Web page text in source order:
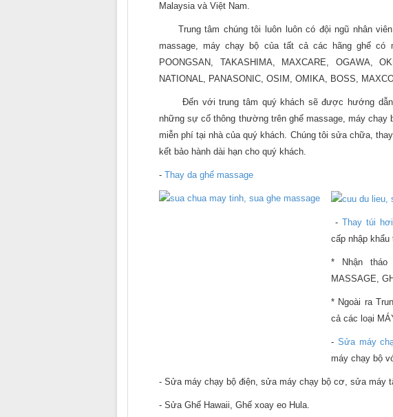
Malaysia và Việt Nam.
Trung tâm chúng tôi luôn luôn có đội ngũ nhân
massage, máy chạy bộ của tất cả các hãng ghế có
POONGSAN, TAKASHIMA, MAXCARE, OGAWA,
NATIONAL, PANASONIC, OSIM, OMIKA, BOSS,
Đến với trung tâm quý khách sẽ được hướng dẫn,
những sự cố thông thường trên ghế massage, máy chạy
miễn phí tại nhà của quý khách. Chúng tôi sửa chữa,
kết bảo hành dài hạn cho quý khách.
- Thay da ghế massage
- Thay túi
cấp nhập
* Nhận
MASSAGE,
* Ngoài ra
cả các loại
- Sửa máy
máy chạy bộ
- Sửa máy chạy bộ điện, sửa máy chạy bộ cơ, sửa máy
- Sửa Ghế Hawaii, Ghế xoay eo Hula.